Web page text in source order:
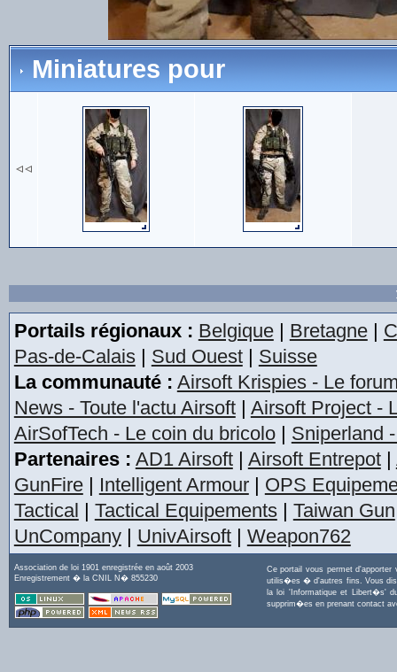
Miniatures pour
Portails régionaux : Belgique| Bretagne|
Pas-de-Calais| Sud Ouest| Suisse
La communauté : Airsoft Krispies - Le
News - Toute l'actu Airsoft| Airsoft Project -
AirSofTech - Le coin du bricolo| Sniperland
Partenaires : AD1 Airsoft| Airsoft Entrepot|
GunFire| Intelligent Armour| OPS
Tactical | Tactical Equipements| Taiwan Gun
UnCompany| UnivAirsoft| Weapon762
Association de loi 1901 enregistrée en août 2003
Enregistrement � la CNIL N� 855230
Ce portail vous permet
utilis�es � d'autres fins. Vous
la loi 'Informatique et Libert�s'
supprim�es en prenant contact